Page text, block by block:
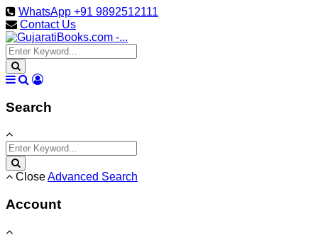
WhatsApp +91 9892512111
Contact Us
Search
CloseAdvanced Search
Account